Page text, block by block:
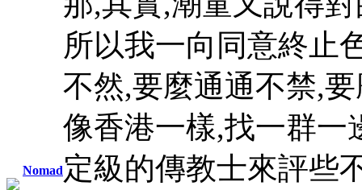
Nomad
所以我一向同意終止
不然,要麼通通不禁,
像香港一樣,找一群一
定級的傳教士來評些